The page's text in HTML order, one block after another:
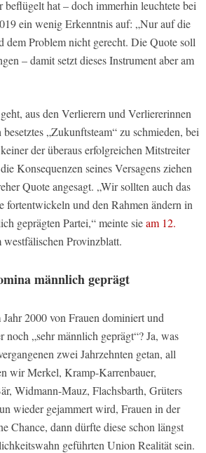
hat – doch immerhin leuchtete bei
ein wenig Erkenntnis auf: „Nur auf die
dem Problem nicht gerecht. Die Quote soll
– damit setzt dieses Instrument aber am
aus den Verlierern und Verliererinnen
„Zukunftsteam“ zu schmieden, bei
der überaus erfolgreichen Mitstreiter
Konsequenzen seines Versagens ziehen
Quote angesagt. „Wir sollten auch das
fortentwickeln und den Rahmen ändern in
geprägten Partei,“ meinte sieam 12.
westfälischen Provinzblatt.
männlich geprägt
2000 von Frauen dominiert und
noch „sehr männlich geprägt“? Ja, was
zwei Jahrzehnten getan, all
wir Merkel, Kramp-Karrenbauer,
Widmann-Mauz, Flachsbarth, Grüters
wieder gejammert wird, Frauen in der
Chance, dann dürfte diese schon längst
geführten Union Realität sein.